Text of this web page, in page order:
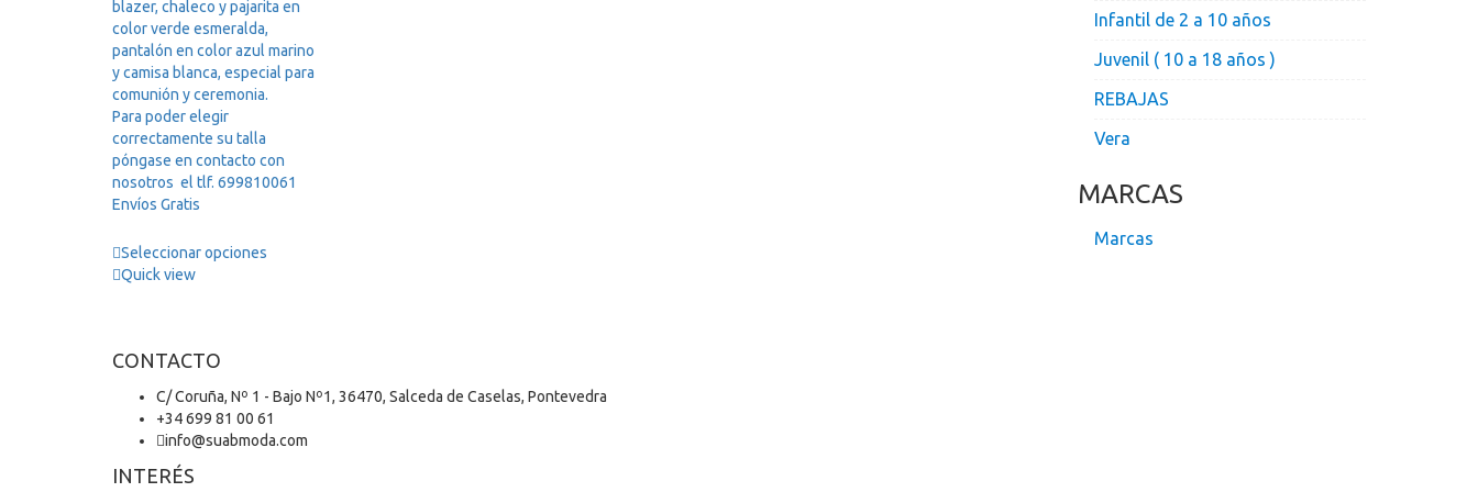
blazer, chaleco y pajarita en
color verde esmeralda,
pantalón en color azul marino
y camisa blanca, especial para
comunión y ceremonia.
Para poder elegir
correctamente su talla
póngase en contacto con
nosotros el tlf. 699810061
Envíos Gratis
Seleccionar opciones
Quick view
Infantil de 2 a 10 años
Juvenil ( 10 a 18 años )
REBAJAS
Vera
MARCAS
Marcas
CONTACTO
C/ Coruña, Nº 1 - Bajo Nº1, 36470, Salceda de Caselas, Pontevedra
+34 699 81 00 61
info@suabmoda.com
INTERÉS